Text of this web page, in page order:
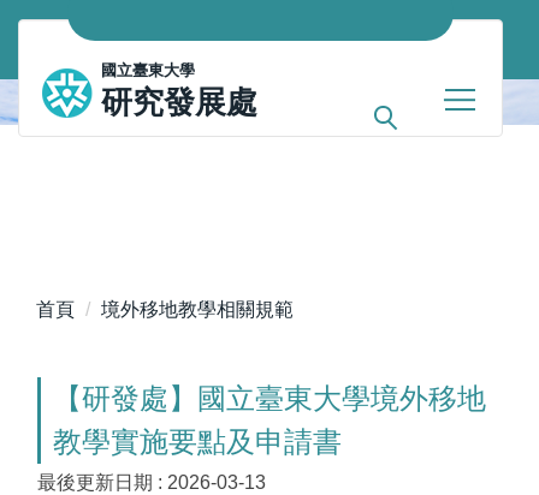
跳
主
內
國立臺東大學
研究發展處
首頁 境外移地教學相關規範
【研發處】國立臺東大學境外移地
教學實施要點及申請書
最後更新日期 : 2026-03-13